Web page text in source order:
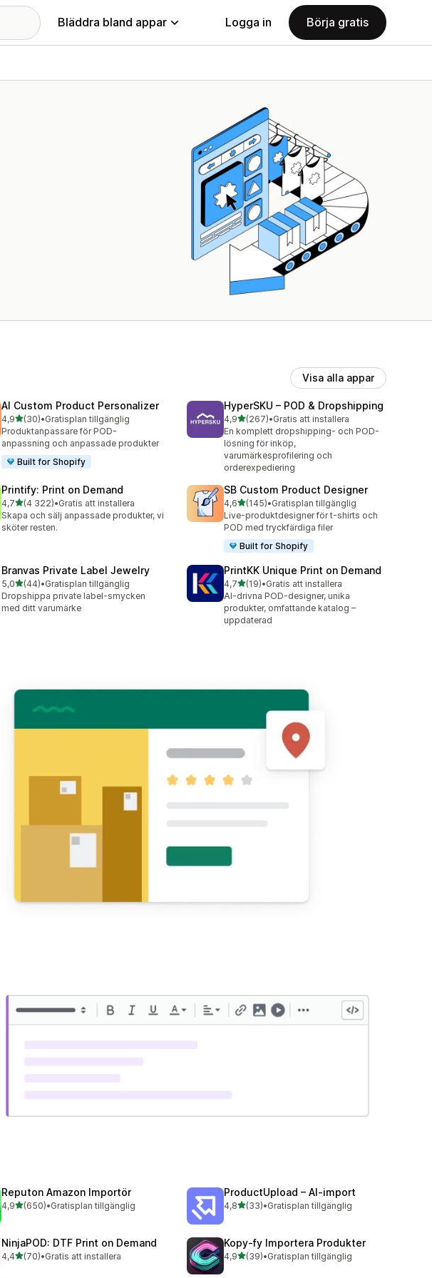
Bläddra bland appar Logga in Börja gratis
Visa alla appar
AI Custom Product Personalizer
4,9av 5 stjärnor
(30)
30 recensioner totalt
•Gratisplan tillgänglig
Produktanpassare för POD-
anpassning och anpassade produkter
Built for Shopify
HyperSKU – POD & Dropshipping
4,9av 5 stjärnor
(267)
267 recensioner totalt
•Gratis att installera
En komplett dropshipping- och POD-
lösning för inköp,
varumärkesprofilering och
orderexpediering
Printify: Print on Demand
4,7av 5 stjärnor
(4 322)
4322 recensioner totalt
•Gratis att installera
Skapa och sälj anpassade produkter, vi
sköter resten.
SB Custom Product Designer
4,6av 5 stjärnor
(145)
145 recensioner totalt
•Gratisplan tillgänglig
Live-produktdesigner för t-shirts och
POD med tryckfärdiga filer
Built for Shopify
Branvas Private Label Jewelry
5,0av 5 stjärnor
(44)
44 recensioner totalt
•Gratisplan tillgänglig
Dropshippa private label-smycken
med ditt varumärke
PrintKK Unique Print on Demand
4,7av 5 stjärnor
(19)
19 recensioner totalt
•Gratis att installera
AI-drivna POD-designer, unika
produkter, omfattande katalog –
uppdaterad
Reputon Amazon Importör
4,9av 5 stjärnor
(650)
650 recensioner totalt
•Gratisplan tillgänglig
ProductUpload – AI‑import
4,8av 5 stjärnor
(33)
33 recensioner totalt
•Gratisplan tillgänglig
NinjaPOD: DTF Print on Demand
4,4av 5 stjärnor
(70)
70 recensioner totalt
•Gratis att installera
Kopy‑fy Importera Produkter
4,9av 5 stjärnor
(39)
39 recensioner totalt
•Gratisplan tillgänglig